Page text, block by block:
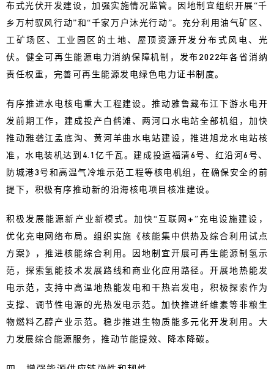
布式光伏开发建设，加强实施情况监管。因地制宜组织开展“千
乡万村驭风行动”和“千家万户沐光行动”。充分利用油气矿区、
工矿场区、工业园区的土地、屋顶资源开发分布式风电、光
伏。健全可再生能源电力消纳保障机制，发布2022年各省消纳
责任权重，完善可再生能源发电绿色电力证书制度。
有序推进水电核电重大工程建设。推动雅鲁藏布江下游水电开
发前期工作，建成投产白鹤滩、两河口水电站全部机组，加快
推动雅砻江孟底沟、黄河羊曲水电站建设，推进旭龙水电站核
准，水电装机达到4.1亿千瓦。建成投运福清6号、红沿河6号、
防城港3号和高温气冷堆示范工程等核电机组，在确保安全的前
提下，积极有序推动新的沿海核电项目核准建设。
积极发展能源新产业新模式。加快“互联网+”充电设施建设，
优化充电网络布局。组织实施《核能集中供热及综合利用试点
方案》，推进核能综合利用。因地制宜开展可再生能源制氢示
范，探索氢能技术发展路线和商业化应用路径。开展地热能发
电示范，支持中高温地热能发电和干热岩发电，积极探索作为
支撑、调节性电源的光热发电示范。加快推进纤维素等非粮生
物燃料乙醇产业示范。稳步推进生物质能多元化开发利用。大
力发展综合能源服务，推动节能提效、降本降碳。